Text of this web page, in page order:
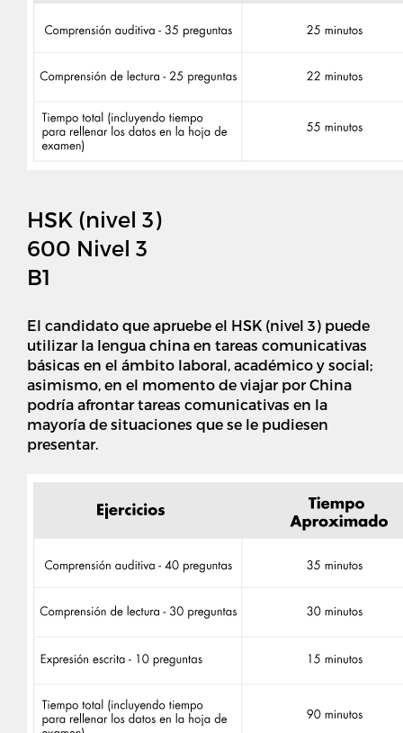
HSK (nivel 3)
600 Nivel 3
B1
El candidato que apruebe el HSK (nivel 3) puede
utilizar la lengua china en tareas comunicativas
básicas en el ámbito laboral, académico y social;
asimismo, en el momento de viajar por China
podría afrontar tareas comunicativas en la
mayoría de situaciones que se le pudiesen
presentar.